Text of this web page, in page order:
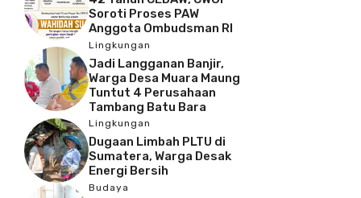
Soroti Proses PAW
Anggota Ombudsman RI
Lingkungan
Jadi Langganan Banjir,
Warga Desa Muara Maung
Tuntut 4 Perusahaan
Tambang Batu Bara
Lingkungan
Dugaan Limbah PLTU di
Sumatera, Warga Desak
Energi Bersih
Budaya